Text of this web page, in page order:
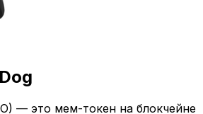
— это мем-токен на блокчейне